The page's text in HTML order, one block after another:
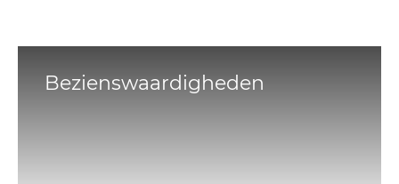
Bezienswaardigheden